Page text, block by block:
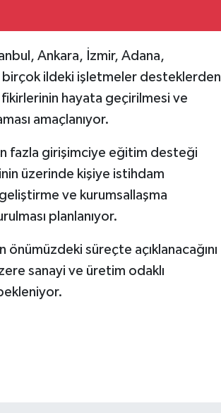
Ankara, İzmir, Adana,
ildeki işletmeler desteklerden
hayata geçirilmesi ve
amaçlanıyor.
fazla girişimciye eğitim desteği
üzerinde kişiye istihdam
ve kurumsallaşma
planlanıyor.
önümüzdeki süreçte açıklanacağını
sanayi ve üretim odaklı